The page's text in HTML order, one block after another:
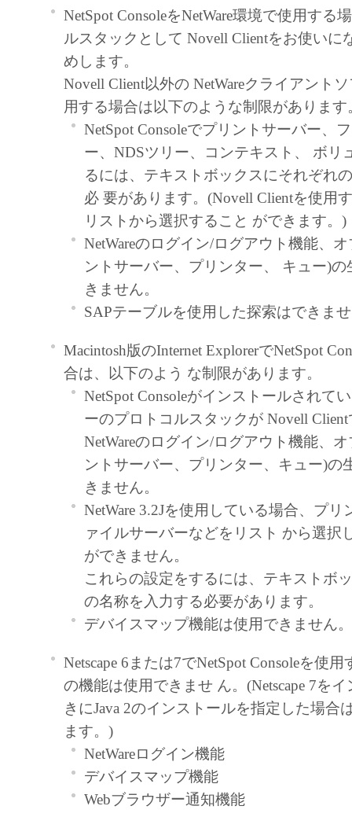
お客様は、上記(1)に基づいて「本
使用するためのバックアップとし
ェア」を１部、複製することがで
上記(1)および(2)に定める場合を除
たはキヤノンのライセンサーのい
も、明示たると黙示たるとを問わ
ってお客様に譲渡あるいは許諾さ
ません。
制限
お客様は、再使用許諾、譲渡、販
もしくは貸与その他の方法により
フトウェア」を使用させることは
お客様は、「本ソフトウェア」の
修正、改変、逆コンパイル、逆ア
ん。また第三者にこのような行為
せん。
帰属
「本ソフトウェア」に係る権原および
容によりキヤノンまたはキヤノンのラ
します。
著作権表示
お客様は、「本ソフトウェア」に含ま
はキヤノンのライセンサーの著作権表
しもしくは削除してはなりません。
保証の否認・免責
「本ソフトウェア」は、『現状の
用許諾されます。キヤノン、キヤ
店のいずれも、「本ソフトウェア
性および特定の目的への適合性の
なる保証も、明示たると黙示たる
ないものとします。
キヤノン、キヤノンの子会社、キ
社、それらの販売代理店または販
「本ソフトウェア」の使用または
NetSpot ConsoleをNetWare環境で使用する
ルスタックとして Novell Clientをお使いに
めします。
Novell Client以外の NetWareクライアント
用する場合は以下のような制限があります
NetSpot Consoleでプリントサーバー、
ー、NDSツリー、コンテキスト、 ボリ
るには、テキストボックスにそれぞれ
必 要があります。(Novell Clientを使用
リストから選択すること ができます。)
NetWareのログイン/ログアウト機能、
ントサーバー、プリンター、 キュー)
きません。
SAPテーブルを使用した探索はできま
Macintosh版のInternet ExplorerでNetSpot
合は、以下のよう な制限があります。
NetSpot Consoleがインストールされて
ーのプロトコルスタックが Novell
NetWareのログイン/ログアウト機能、
ントサーバー、プリンター、キュー)の
きません。
NetWare 3.2Jを使用している場合、プ
ァイルサーバーなどをリスト から選択
ができません。
これらの設定をするには、テキストボ
の名称を入力する必要があります。
デバイスマップ機能は使用できません。
Netscape 6または7でNetSpot Consoleを使
の機能は使用できませ ん。(Netscape 7を
きにJava 2のインストールを指定した場合
ます。)
NetWareログイン機能
デバイスマップ機能
Webブラウザー通知機能